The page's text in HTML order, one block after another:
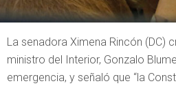
La senadora Ximena Rincón (DC)
ministro del Interior, Gonzalo
emergencia, y señaló que “la